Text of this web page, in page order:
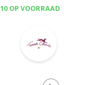
10 OP VOORRAAD